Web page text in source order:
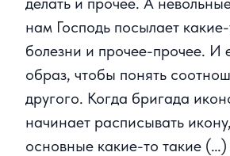
нам Господь посылает
болезни и прочее-прочее. И
образ, чтобы понять
другого. Когда бригада
начинает расписывать
основные какие-то такие